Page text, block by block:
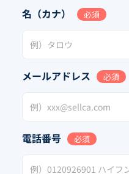
名（カナ） 必須
メールアドレス 必須
電話番号 必須